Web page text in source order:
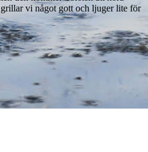
vi något gott och ljuger lite för